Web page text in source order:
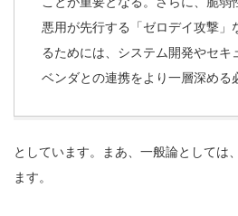
悪用が先行する「ゼロデイ攻撃」
るためには、システム開発やセキ
ベンダとの連携をより一層深める
としています。まあ、一般論としては
ます。